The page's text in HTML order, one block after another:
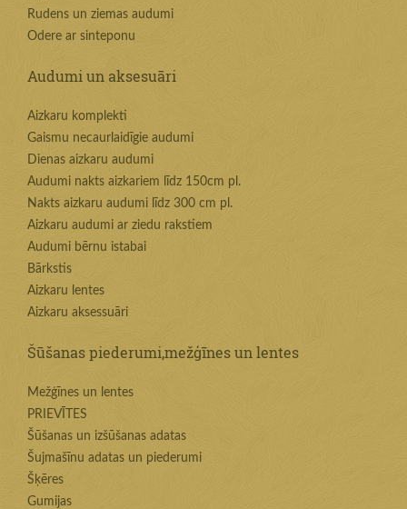
Rudens un ziemas audumi
Odere ar sinteponu
Audumi un aksesuāri
Aizkaru komplekti
Gaismu necaurlaidīgie audumi
Dienas aizkaru audumi
Audumi nakts aizkariem līdz 150cm pl.
Nakts aizkaru audumi līdz 300 cm pl.
Aizkaru audumi ar ziedu rakstiem
Audumi bērnu istabai
Bārkstis
Aizkaru lentes
Aizkaru aksessuāri
Šūšanas piederumi,mežģīnes un lentes
Mežģīnes un lentes
PRIEVĪTES
Šūšanas un izšūšanas adatas
Šujmašīnu adatas un piederumi
Šķēres
Gumijas